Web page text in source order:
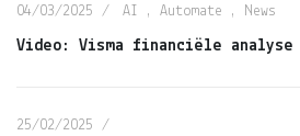
04/03/2025 AI , Automate , News
Video: Visma financiële analyse
25/02/2025